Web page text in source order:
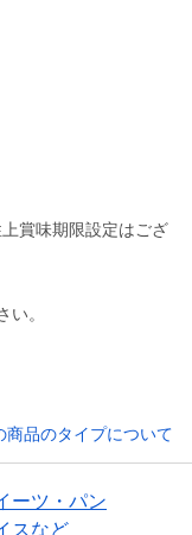
賞味期限設定はござ
。
商品のタイプについて
ーツ・パン
スなど